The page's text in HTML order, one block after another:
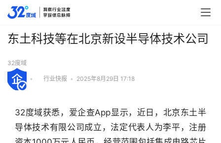
东土科技等在北京新设半导体技术公司
32度域
• 行业快报 • 2025年8月29日 17:18
32度域获悉，爱企查App显示，近日，北京东土半
导体技术有限公司成立，法定代表人为李平，注册